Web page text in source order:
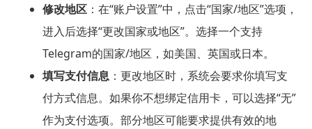
修改地区：在“账户设置”中，点击“国家/地区”选项，
进入后选择“更改国家或地区”。选择一个支持
Telegram的国家/地区，如美国、英国或日本。
填写支付信息：更改地区时，系统会要求你填写支
付方式信息。如果你不想绑定信用卡，可以选择“无”
作为支付选项。部分地区可能要求提供有效的地